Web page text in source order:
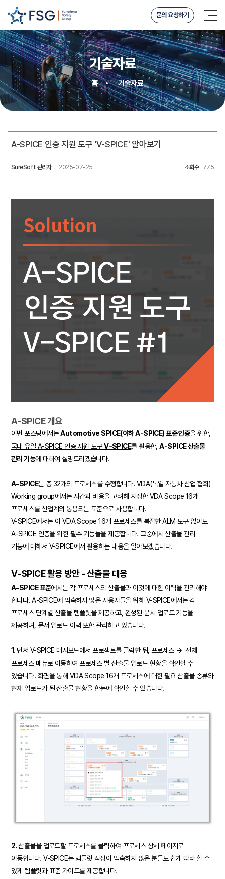
문의 요청하기
기술자료
홈 기술자료
A-SPICE 인증 지원 도구 'V-SPICE' 알아보기
SureSoft 관리자 2025-07-25 조회수 775
A-SPICE 개요
이번 포스팅에서는Automotive SPICE(이하 A-SPICE) 표준 인증을 위한,
국내 유일 A-SPICE 인증 지원 도구V-SPICE를 활용한,A-SPICE 산출물
관리 기능에 대하여 설명드리겠습니다.
A-SPICE는 총 32개의 프로세스를 수행합니다. VDA(독일 자동차 산업 협회)
Working group에서는 시간과 비용을 고려해 지정한 VDA Scope 16개
프로세스를 산업계의 통용되는 표준으로 사용합니다.
V-SPICE에서는 이 VDA Scope 16개 프로세스를 복잡한 ALM 도구 없이도
A-SPICE 인증을 위한 필수 기능들을 제공합니다. 그중에서 산출물 관리
기능에 대해서 V-SPICE에서 활용하는 내용을 알아보겠습니다.
V-SPICE 활용 방안 - 산출물 대응
A-SPICE 표준에서는 각 프로세스의 산출물과 이것에 대한 이력을 관리해야
합니다. A-SPICE에 익숙하지 않은 사용자들을 위해 V-SPICE에서는 각
프로세스 단계별 산출물 템플릿을 제공하고, 완성된 문서 업로드 기능을
제공하며, 문서 업로드 이력 또한 관리하고 있습니다.
1. 먼저 V-SPICE 대시보드에서 프로젝트를 클릭한 뒤, 프로세스 → 전체
프로세스 메뉴로 이동하여 프로세스 별 산출물 업로드 현황을 확인할 수
있습니다. 화면을 통해 VDA Scope 16개 프로세스에 대한 필요 산출물 종류와
현재 업로드가 된 산출물 현황을 한눈에 확인할 수 있습니다.
2.산출물을 업로드할 프로세스를 클릭하여 프로세스 상세 페이지로
이동합니다. V-SPICE는 템플릿 작성이 익숙하지 않은 분들도 쉽게 따라 할 수
있게 템플릿과 표준 가이드를 제공합니다.